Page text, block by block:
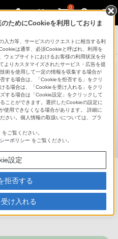
0
サイズの選び方
おすすめのサイズをシミュレーショ
バー選びの参考にもしてみてくだ
。
していくと、おすすめのサイ
されます。
ったかな…？」という後悔を
ョンでお試しください。
ためにCookieを利用しておりま
入力等、サービスのリクエストに相当する利
は通常、必須Cookieと呼ばれ、利用を
ウェブサイトにおけるお客様の利用状況を分
よりカスタマイズされたサービス・広告を提
術を使用して一定の情報を収集する場合が
する場合は、「Cookieを拒否する」をクリ
る場合は、「Cookieを受け入れる」をクリ
する場合は「Cookie設定」をクリックして
ことができます。選択したCookieの設定に
使用できなくなる場合があります。 詳細に
さい。個人情報の取扱いについては、プラ
をご覧ください。
ーポリシー をご覧ください。
設定
拒否する
け入れる